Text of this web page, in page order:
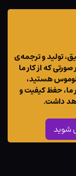
تولید و ترجمه‌ی
که از کار ما
لوموس هستید،
ما، حفظ کیفیت و
داشت.
شوید